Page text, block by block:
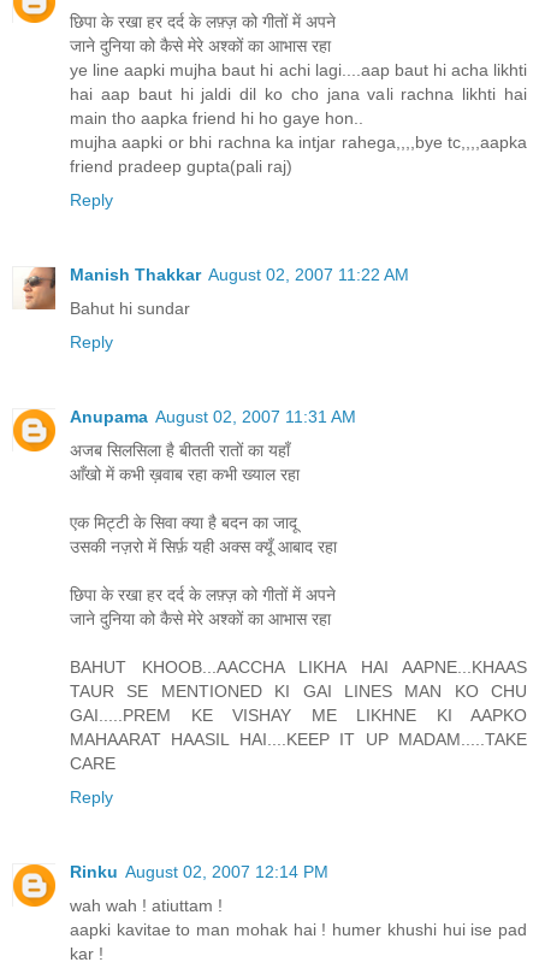
छिपा के रखा हर दर्द के लफ़्ज़ को गीतों में अपने
जाने दुनिया को कैसे मेरे अश्कों का आभास रहा
ye line aapki mujha baut hi achi lagi....aap baut hi acha likhti
hai aap baut hi jaldi dil ko cho jana vali rachna likhti hai
main tho aapka friend hi ho gaye hon..
mujha aapki or bhi rachna ka intjar rahega,,,,bye tc,,,,aapka
friend pradeep gupta(pali raj)
Reply
Manish Thakkar August 02, 2007 11:22 AM
Bahut hi sundar
Reply
Anupama August 02, 2007 11:31 AM
अजब सिलसिला है बीतती रातों का यहाँ
आँखो में कभी ख़वाब रहा कभी ख्याल रहा
एक मिट्टी के सिवा क्या है बदन का जादू
उसकी नज़रो में सिर्फ़ यही अक्स क्यूँ आबाद रहा
छिपा के रखा हर दर्द के लफ़्ज़ को गीतों में अपने
जाने दुनिया को कैसे मेरे अश्कों का आभास रहा
BAHUT KHOOB...AACCHA LIKHA HAI AAPNE...KHAAS
TAUR SE MENTIONED KI GAI LINES MAN KO CHU
GAI.....PREM KE VISHAY ME LIKHNE KI AAPKO
MAHAARAT HAASIL HAI....KEEP IT UP MADAM.....TAKE
CARE
Reply
Rinku August 02, 2007 12:14 PM
wah wah ! atiuttam !
aapki kavitae to man mohak hai ! humer khushi hui ise pad
kar !